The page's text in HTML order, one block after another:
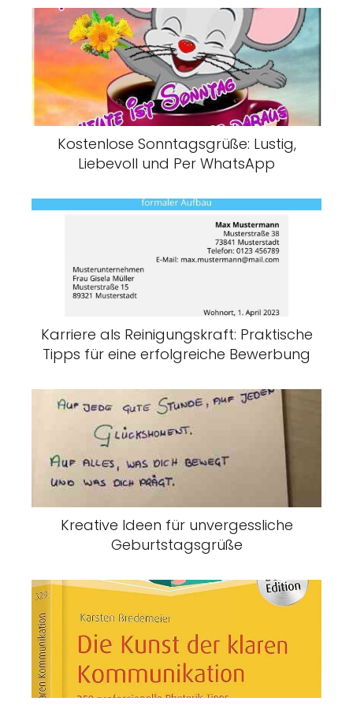
Kostenlose Sonntagsgrüße: Lustig,
Liebevoll und Per WhatsApp
Karriere als Reinigungskraft: Praktische
Tipps für eine erfolgreiche Bewerbung
Kreative Ideen für unvergessliche
Geburtstagsgrüße